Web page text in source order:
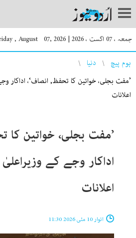
جمعہ ، 07 اگست ، 2026 |
, August 07, 2026
You are here
ہوم پیچ
دنیا
’مفت بجلی، خواتین کا تحفظ, انصاف‘، اداکار
اعلانات
’مفت بجلی، خواتین کا
اداکار وجے کے
اعلانات
اتوار 10 مئی 2026 11:30